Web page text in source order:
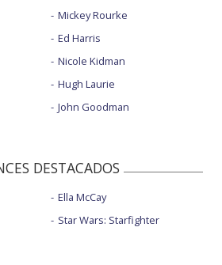
Mickey Rourke
Ed Harris
Nicole Kidman
Hugh Laurie
John Goodman
DESTACADOS
Ella McCay
Star Wars: Starfighter